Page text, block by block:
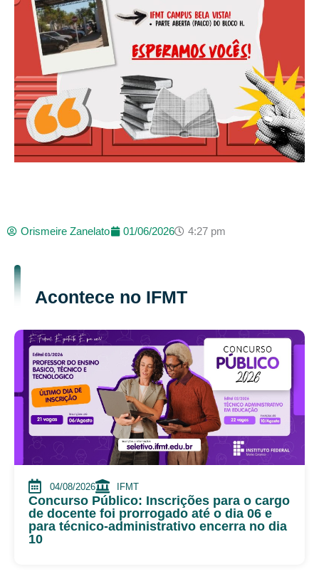
Orismeire Zanelato 01/06/2026 4:27 pm
Acontece no IFMT
04/08/2026 IFMT
Concurso Público: Inscrições para o cargo
de docente foi prorrogado até o dia 06 e
para técnico-administrativo encerra no dia
10